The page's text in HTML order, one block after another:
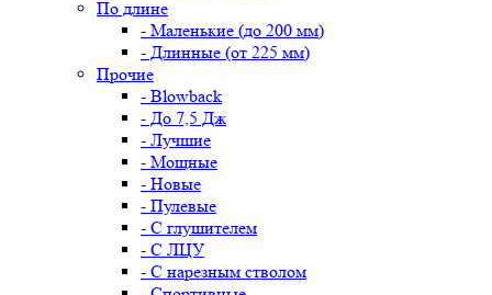
По длине
- Маленькие (до 200 мм)
- Длинные (от 225 мм)
Прочие
- Blowback
- До 7,5 Дж
- Лучшие
- Мощные
- Новые
- Пулевые
- С глушителем
- С ЛЦУ
- С нарезным стволом